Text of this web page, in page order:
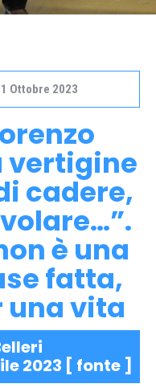
Ottobre 2023
vertigine
cadere,
è una
fatta,
una vita
2023 [ fonte ]